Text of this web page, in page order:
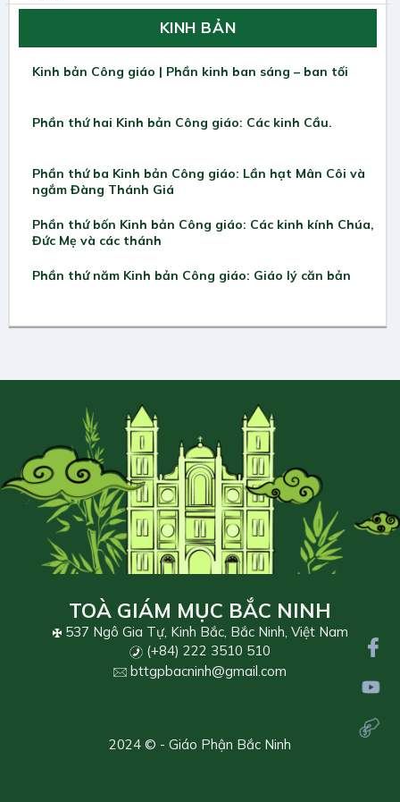
KINH BẢN
Kinh bản Công giáo | Phần kinh ban sáng – ban tối
Phần thứ hai Kinh bản Công giáo: Các kinh Cầu.
Phần thứ ba Kinh bản Công giáo: Lần hạt Mân Côi và
ngắm Đàng Thánh Giá
Phần thứ bốn Kinh bản Công giáo: Các kinh kính Chúa,
Đức Mẹ và các thánh
Phần thứ năm Kinh bản Công giáo: Giáo lý căn bản
TOÀ GIÁM MỤC BẮC NINH
537 Ngô Gia Tự, Kinh Bắc, Bắc Ninh, Việt Nam
(+84) 222 3510 510
bttgpbacninh@gmail.com
2024 © - Giáo Phận Bắc Ninh